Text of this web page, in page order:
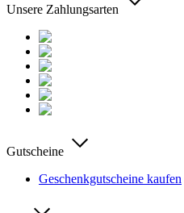
Unsere Zahlungsarten
Gutscheine
Geschenkgutscheine kaufen